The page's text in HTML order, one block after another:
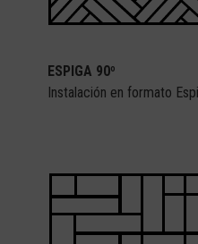
ESPIGA 90º
Instalación en formato